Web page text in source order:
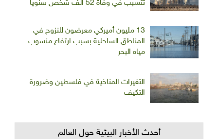
تتسبب في وفاة 52 ألف شخص سنويا
13 مليون أميركي معرضون للنزوح في
المناطق الساحلية بسبب ارتفاع منسوب
مياه البحر
التغيرات المناخية في فلسطين وضرورة
التكيف
أحدث الأخبار البيئية حول العالم